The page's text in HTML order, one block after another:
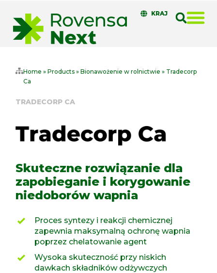
KRAJ
Home » Products» Bionawożenie w rolnictwie » Tradecorp
Ca
TRADECORP CA
Skuteczne rozwiązanie dla
zapobieganie i korygowanie
niedoborów wapnia
Proces syntezy i reakcji chemicznej
zapewnia maksymalną ochronę wapnia
poprzez chelatowanie agent
Wysoka skuteczność przy niskich
dawkach składników odżywczych